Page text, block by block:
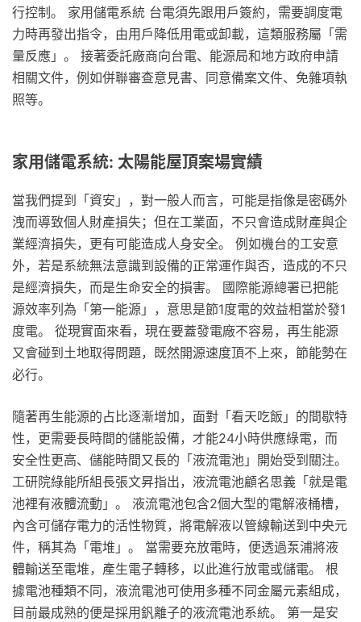
行控制。 家用儲電系統 台電須先跟用戶簽約，需要調度電
力時再發出指令，由用戶降低用電或卸載，這類服務屬「需
量反應」。 接著委託廠商向台電、能源局和地方政府申請
相關文件，例如併聯審查意見書、同意備案文件、免雜項執
照等。
家用儲電系統: 太陽能屋頂案場實績
當我們提到「資安」，對一般人而言，可能是指像是密碼外
洩而導致個人財產損失；但在工業面，不只會造成財產與企
業經濟損失，更有可能造成人身安全。 例如機台的工安意
外，若是系統無法意識到設備的正常運作與否，造成的不只
是經濟損失，而是生命安全的損害。 國際能源總署已把能
源效率列為「第一能源」，意思是節1度電的效益相當於發1
度電。 從現實面來看，現在要蓋發電廠不容易，再生能源
又會碰到土地取得問題，既然開源速度頂不上來，節能勢在
必行。
隨著再生能源的占比逐漸增加，面對「看天吃飯」的間歇特
性，更需要長時間的儲能設備，才能24小時供應綠電，而
安全性更高、儲能時間又長的「液流電池」開始受到關注。
工研院綠能所組長張文昇指出，液流電池顧名思義「就是電
池裡有液體流動」。 液流電池包含2個大型的電解液桶槽，
內含可儲存電力的活性物質，將電解液以管線輸送到中央元
件，稱其為「電堆」。 當需要充放電時，便透過泵浦將液
體輸送至電堆，產生電子轉移，以此進行放電或儲電。 根
據電池種類不同，液流電池可使用多種不同金屬元素組成，
目前最成熟的便是採用釩離子的液流電池系統。 第一是安